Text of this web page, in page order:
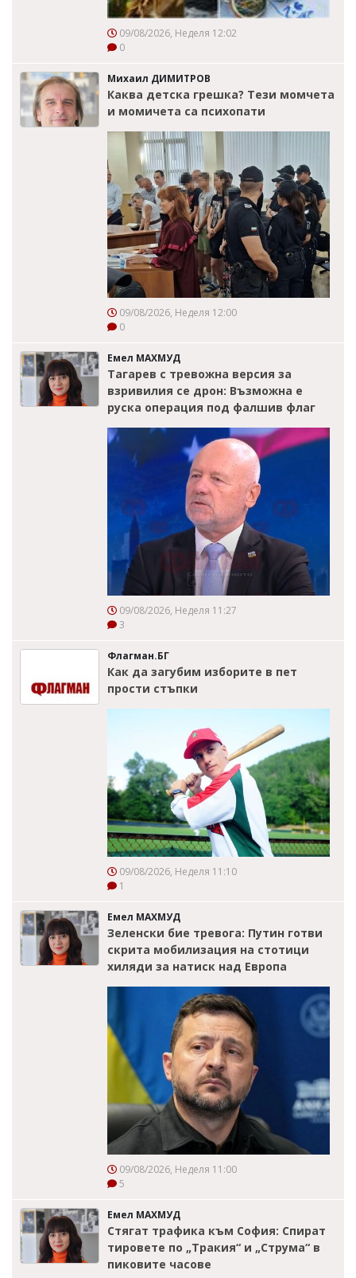
09/08/2026, Неделя 12:02
0
Михаил ДИМИТРОВ
Каква детска грешка? Тези момчета
и момичета са психопати
09/08/2026, Неделя 12:00
0
Емел МАХМУД
Тагарев с тревожна версия за
взривилия се дрон: Възможна е
руска операция под фалшив флаг
09/08/2026, Неделя 11:27
3
Флагман.БГ
Как да загубим изборите в пет
прости стъпки
09/08/2026, Неделя 11:10
1
Емел МАХМУД
Зеленски бие тревога: Путин готви
скрита мобилизация на стотици
хиляди за натиск над Европа
09/08/2026, Неделя 11:00
5
Емел МАХМУД
Стягат трафика към София: Спират
тировете по „Тракия“ и „Струма“ в
пиковите часове